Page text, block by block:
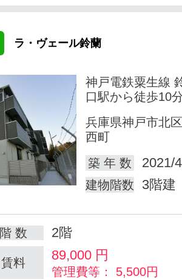
ラ・ヴェール鈴蘭
神戸電鉄粟生線
口駅から徒歩10
兵庫県神戸市北
西町
築 年 数
2021/
建物階数 3階建
階 数 2階
賃料 89,000 円
管理費等： 5,500円